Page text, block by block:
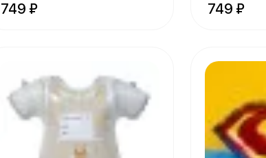
749 ₽ 749 ₽